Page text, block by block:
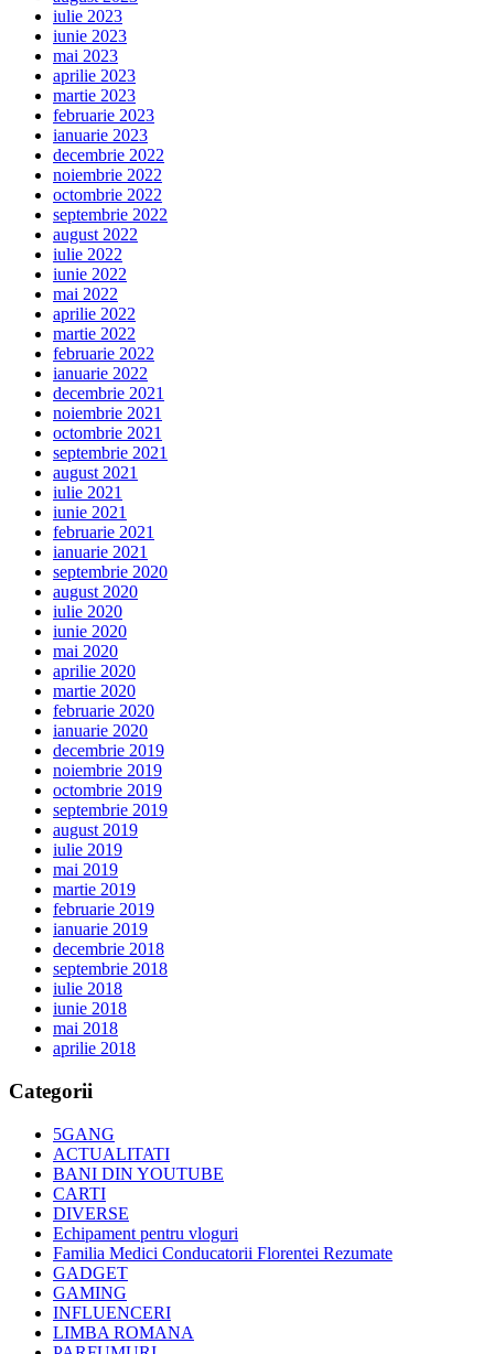
iulie 2023
iunie 2023
mai 2023
aprilie 2023
martie 2023
februarie 2023
ianuarie 2023
decembrie 2022
noiembrie 2022
octombrie 2022
septembrie 2022
august 2022
iulie 2022
iunie 2022
mai 2022
aprilie 2022
martie 2022
februarie 2022
ianuarie 2022
decembrie 2021
noiembrie 2021
octombrie 2021
septembrie 2021
august 2021
iulie 2021
iunie 2021
februarie 2021
ianuarie 2021
septembrie 2020
august 2020
iulie 2020
iunie 2020
mai 2020
aprilie 2020
martie 2020
februarie 2020
ianuarie 2020
decembrie 2019
noiembrie 2019
octombrie 2019
septembrie 2019
august 2019
iulie 2019
mai 2019
martie 2019
februarie 2019
ianuarie 2019
decembrie 2018
septembrie 2018
iulie 2018
iunie 2018
mai 2018
aprilie 2018
Categorii
5GANG
ACTUALITATI
BANI DIN YOUTUBE
CARTI
DIVERSE
Echipament pentru vloguri
Familia Medici Conducatorii Florentei Rezumate
GADGET
GAMING
INFLUENCERI
LIMBA ROMANA